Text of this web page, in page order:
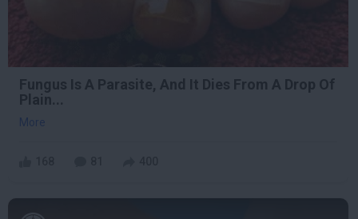
Fungus Is A Parasite, And It Dies From A Drop Of
Plain...
More